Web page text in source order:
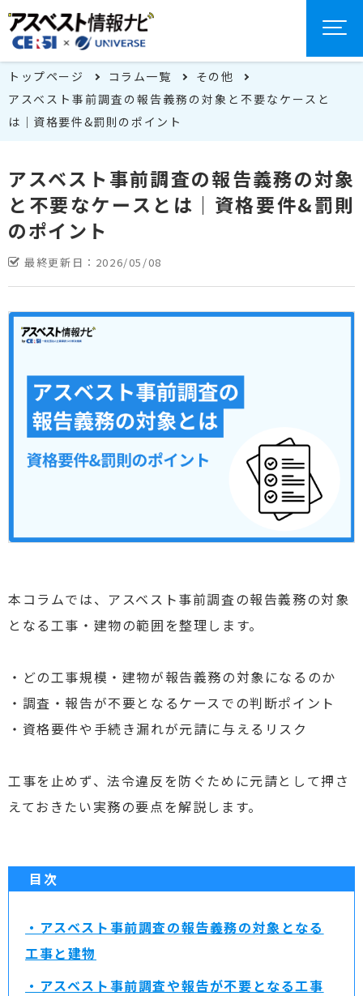
トップページ コラム一覧
その他
アスベスト事前調査の報告義務の対象と不要なケースと
は｜資格要件&罰則のポイント
アスベスト事前調査の報告義務の対象
と不要なケースとは｜資格要件&罰則
のポイント
最終更新日： 2026/05/08
本コラムでは、アスベスト事前調査の報告義務の対象
となる工事・建物の範囲を整理します。
・どの工事規模・建物が報告義務の対象になるのか
・調査・報告が不要となるケースでの判断ポイント
・資格要件や手続き漏れが元請に与えるリスク
工事を止めず、法令違反を防ぐために元請として押さ
えておきたい実務の要点を解説します。
目次
・アスベスト事前調査の報告義務の対象となる
工事と建物
・アスベスト事前調査や報告が不要となる工事